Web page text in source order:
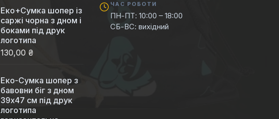
Еко+Сумка шопер із
саржі чорна з дном і
боками під друк
логотипа
130,00 ₴
Еко-Сумка шопер з
бавовни біг з дном
39x47 см під друк
логотипа
ЧАС РОБОТИ
ПН-ПТ: 10:00 – 18:00
СБ-ВС: вихідний